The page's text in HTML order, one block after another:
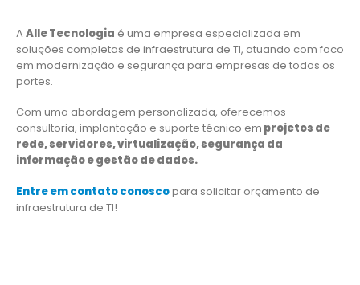
A Alle Tecnologia é uma empresa especializada em
soluções completas de infraestrutura de TI, atuando com foco
em modernização e segurança para empresas de todos os
portes.
Com uma abordagem personalizada, oferecemos
consultoria, implantação e suporte técnico em projetos de
rede, servidores, virtualização, segurança da
informação e gestão de dados.
Entre em contato conoscopara solicitar orçamento de
infraestrutura de TI!